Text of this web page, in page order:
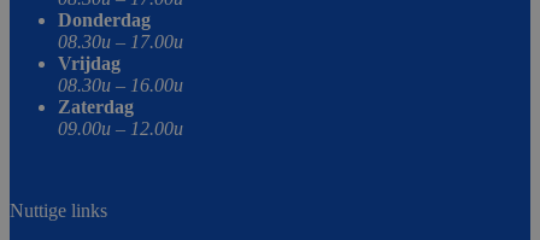
Donderdag
08.30u – 17.00u
Vrijdag
08.30u – 16.00u
Zaterdag
09.00u – 12.00u
Nuttige links